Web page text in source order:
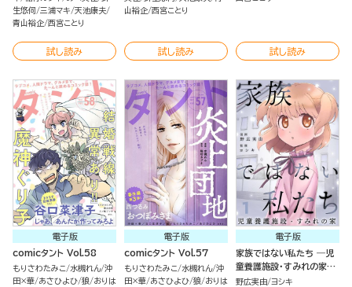
生悠伺 三浦マキ 天池康夫
青山裕企 西宮ことり
試し読み
山裕企 西宮ことり
試し読み 試し読み
電子版
comicタント Vol.58
もりさわたみこ 水槻れん 沖
田×華 あさひよひ 狼 おりは
電子版
comicタント Vol.57
もりさわたみこ 水槻れん 沖
田×華 あさひよひ 狼 おりは
電子版
家族ではない私たち ―児
童養護施設・すみれの家
―（分冊版）
野広実由 ヨシキ